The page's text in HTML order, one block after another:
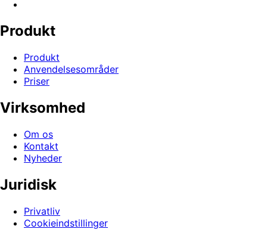
Produkt
Produkt
Anvendelsesområder
Priser
Virksomhed
Om os
Kontakt
Nyheder
Juridisk
Privatliv
Cookieindstillinger